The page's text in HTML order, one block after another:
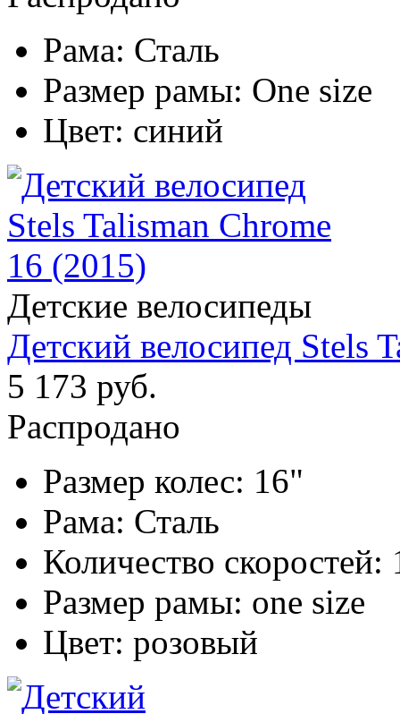
Рама: Сталь
Размер рамы: One size
Цвет: синий
Детские велосипеды
Детский велосипед Stels
5 173 руб.
Распродано
Размер колес: 16"
Рама: Сталь
Количество скоростей:
Размер рамы: one size
Цвет: розовый